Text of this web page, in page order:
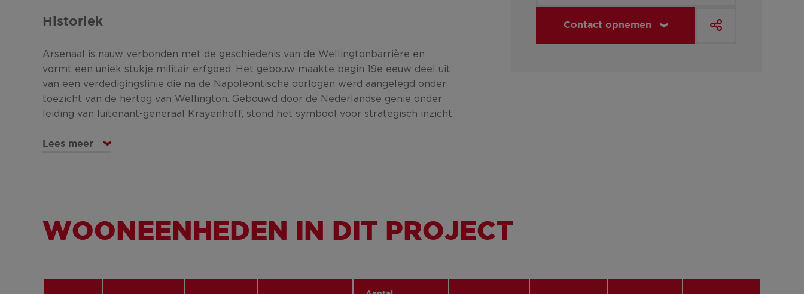
Historiek
Arsenaal is nauw verbonden met de geschiedenis van de Wellingtonbarrière en
vormt een uniek stukje militair erfgoed. Het gebouw maakte begin 19e eeuw deel uit
van een verdedigingslinie die na de Napoleontische oorlogen werd aangelegd onder
toezicht van de hertog van Wellington. Gebouwd door de Nederlandse genie onder
leiding van luitenant-generaal Krayenhoff, stond het symbool voor strategisch inzicht.
Lees meer
Contact opnemen
WOONEENHEDEN IN DIT PROJECT